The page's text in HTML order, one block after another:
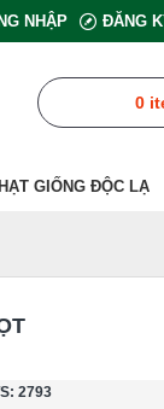
NHẬP ĐĂNG
0
HẠT GIỐNG ĐỘC LẠ
2793